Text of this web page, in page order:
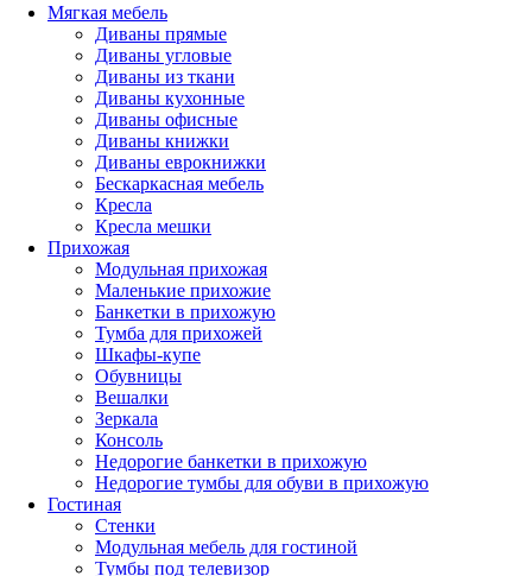
Мягкая мебель
Диваны прямые
Диваны угловые
Диваны из ткани
Диваны кухонные
Диваны офисные
Диваны книжки
Диваны еврокнижки
Бескаркасная мебель
Кресла
Кресла мешки
Прихожая
Модульная прихожая
Маленькие прихожие
Банкетки в прихожую
Тумба для прихожей
Шкафы-купе
Обувницы
Вешалки
Зеркала
Консоль
Недорогие банкетки в прихожую
Недорогие тумбы для обуви в прихожую
Гостиная
Стенки
Модульная мебель для гостиной
Тумбы под телевизор